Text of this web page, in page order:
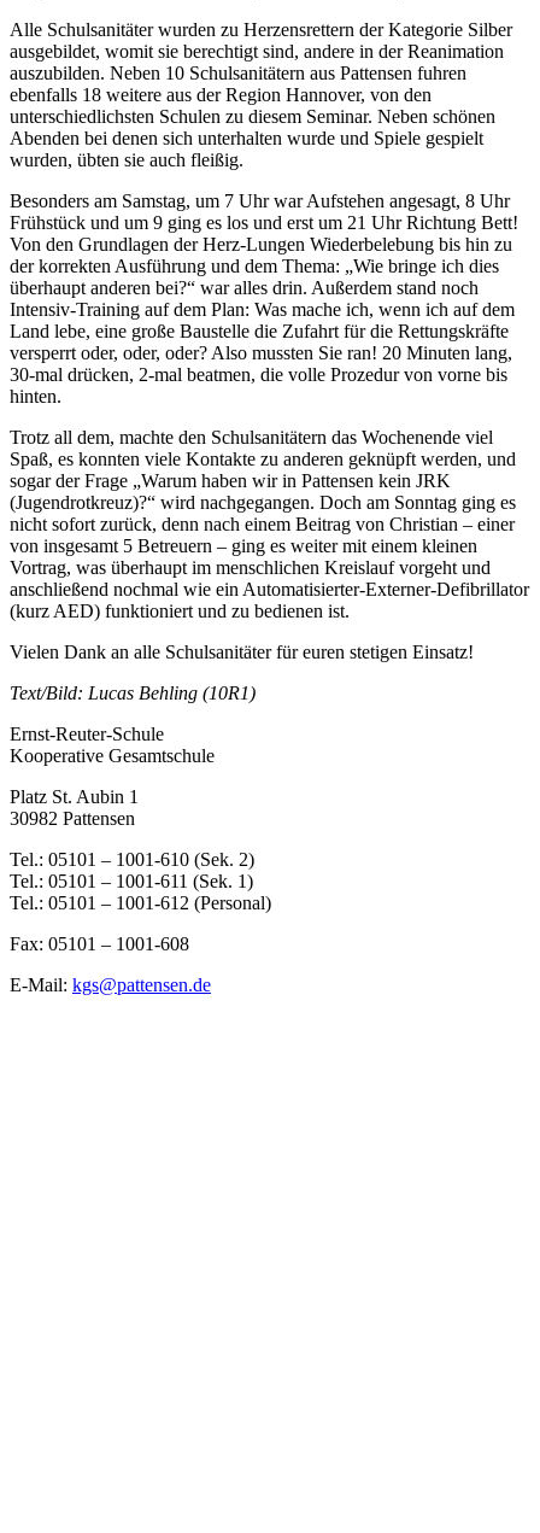
Alle Schulsanitäter wurden zu Herzensrettern der Kategorie Silber
ausgebildet, womit sie berechtigt sind, andere in der Reanimation
auszubilden. Neben 10 Schulsanitätern aus Pattensen fuhren
ebenfalls 18 weitere aus der Region Hannover, von den
unterschiedlichsten Schulen zu diesem Seminar. Neben schönen
Abenden bei denen sich unterhalten wurde und Spiele gespielt
wurden, übten sie auch fleißig.
Besonders am Samstag, um 7 Uhr war Aufstehen angesagt, 8 Uhr
Frühstück und um 9 ging es los und erst um 21 Uhr Richtung Bett!
Von den Grundlagen der Herz-Lungen Wiederbelebung bis hin zu
der korrekten Ausführung und dem Thema: „Wie bringe ich dies
überhaupt anderen bei?“ war alles drin. Außerdem stand noch
Intensiv-Training auf dem Plan: Was mache ich, wenn ich auf dem
Land lebe, eine große Baustelle die Zufahrt für die Rettungskräfte
versperrt oder, oder, oder? Also mussten Sie ran! 20 Minuten lang,
30-mal drücken, 2-mal beatmen, die volle Prozedur von vorne bis
hinten.
Trotz all dem, machte den Schulsanitätern das Wochenende viel
Spaß, es konnten viele Kontakte zu anderen geknüpft werden, und
sogar der Frage „Warum haben wir in Pattensen kein JRK
(Jugendrotkreuz)?“ wird nachgegangen. Doch am Sonntag ging es
nicht sofort zurück, denn nach einem Beitrag von Christian – einer
von insgesamt 5 Betreuern – ging es weiter mit einem kleinen
Vortrag, was überhaupt im menschlichen Kreislauf vorgeht und
anschließend nochmal wie ein Automatisierter-Externer-Defibrillator
(kurz AED) funktioniert und zu bedienen ist.
Vielen Dank an alle Schulsanitäter für euren stetigen Einsatz!
Text/Bild: Lucas Behling (10R1)
Ernst-Reuter-Schule
Kooperative Gesamtschule
Platz St. Aubin 1
30982 Pattensen
Tel.: 05101 – 1001-610 (Sek. 2)
Tel.: 05101 – 1001-611 (Sek. 1)
Tel.: 05101 – 1001-612 (Personal)
Fax: 05101 – 1001-608
E-Mail: kgs@pattensen.de